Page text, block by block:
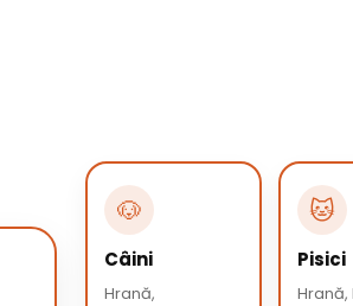
🐶
Câini
Hrană,
🐱
Pisici
Hrană,